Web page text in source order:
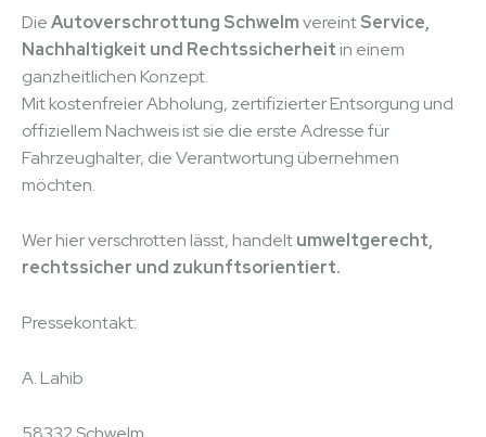
DieAutoverschrottung SchwelmvereintService,
Nachhaltigkeit und Rechtssicherheit in einem
ganzheitlichen Konzept.
Mit kostenfreier Abholung, zertifizierter Entsorgung und
offiziellem Nachweis ist sie die erste Adresse für
Fahrzeughalter, die Verantwortung übernehmen
möchten.
Wer hier verschrotten lässt, handeltumweltgerecht,
rechtssicher und zukunftsorientiert.
Pressekontakt:
A. Lahib